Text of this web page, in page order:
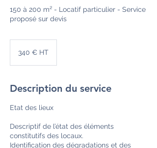
150 à 200 m² - Locatif particulier - Service
proposé sur devis
340 € HT
Description du service
Etat des lieux
Descriptif de l’état des éléments
constitutifs des locaux.
Identification des dégradations et des